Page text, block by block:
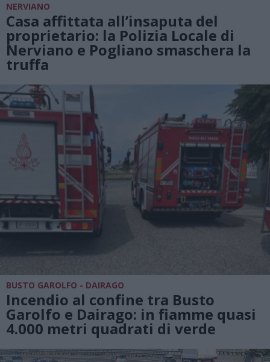
NERVIANO
Casa affittata all’insaputa del
proprietario: la Polizia Locale di
Nerviano e Pogliano smaschera la
truffa
BUSTO GAROLFO - DAIRAGO
Incendio al confine tra Busto
Garolfo e Dairago: in fiamme quasi
4.000 metri quadrati di verde